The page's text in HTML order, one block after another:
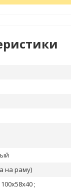
на раму)
;